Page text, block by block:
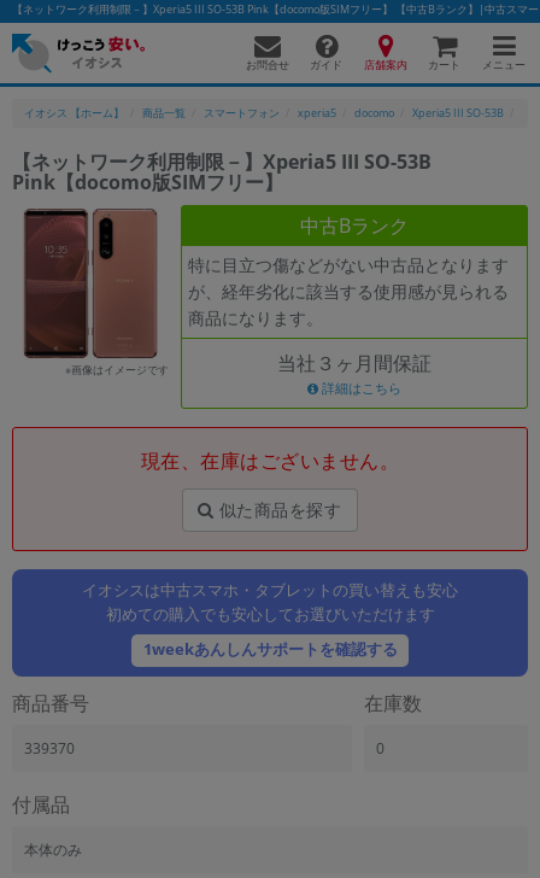
【ネットワーク利用制限－】Xperia5 III SO-53B Pink【docomo版SIMフリー】 【中古Bランク】|中古スマ
お問合せ ガイド 店舗案内 カート メニュー
イオシス 【ホーム】 商品一覧 スマートフォン xperia5 docomo Xperia5 III SO-53B
【ネットワーク利用制限－】Xperia5 III SO-53B
Pink【docomo版SIMフリー】
※画像はイメージです
中古Bランク
特に目立つ傷などがない中古品となります
が、経年劣化に該当する使用感が見られる
商品になります。
当社３ヶ月間保証
詳細はこちら
現在、在庫はございません。
似た商品を探す
イオシスは中古スマホ・タブレットの買い替えも安心
初めての購入でも安心してお選びいただけます
1weekあんしんサポートを確認する
商品番号
339370
在庫数
0
付属品
本体のみ
かんたんパソコン検索に切り替える
フリーワード
除外ワード
人気の検索ワード： Let's note
「スマートフォン」「タブレット」など
メーカー
製造、販売メーカーの絞り込み
機能・特徴
商品の搭載機能による絞り込み
商品状態の絞り込み